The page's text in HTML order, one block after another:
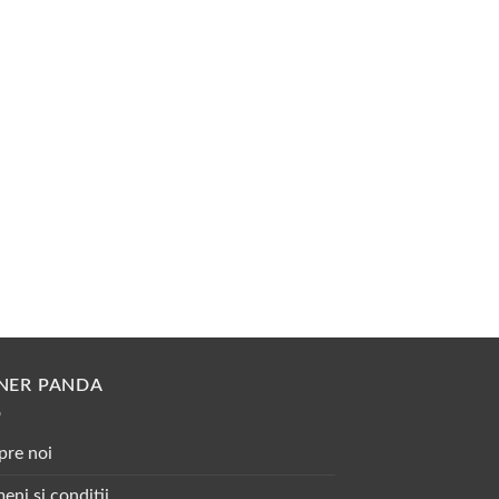
PANDA
noi
si conditii